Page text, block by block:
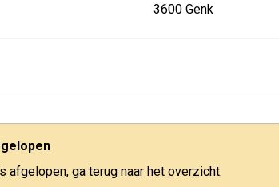
3600 Genk
afgelopen, ga terug naar het overzicht.